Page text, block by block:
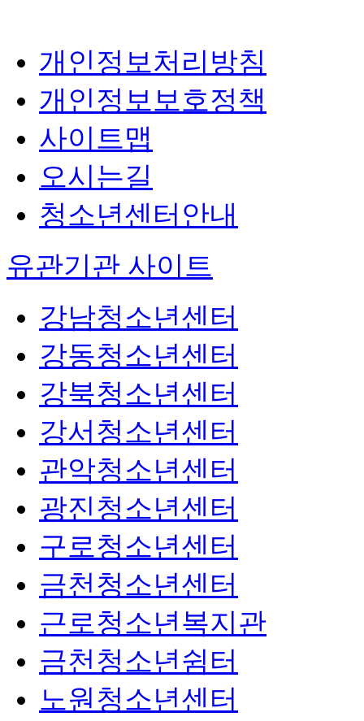
개인정보처리방침
개인정보보호정책
사이트맵
오시는길
청소년센터안내
유관기관 사이트
강남청소년센터
강동청소년센터
강북청소년센터
강서청소년센터
관악청소년센터
광진청소년센터
구로청소년센터
금천청소년센터
근로청소년복지관
금천청소년쉼터
노원청소년센터